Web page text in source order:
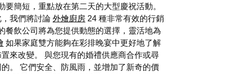
簡短，重點放在第二天的大型慶祝活動。
我們將討論 外燴廚房 24 種非常有效的行銷
餐飲公司將為您提供動態的選擇，靈活地為
如果家庭雙方能夠在彩排晚宴中更好地了解
來改變。 與您現有的婚禮供應商合作或尋
。 它們安全、防風雨，並增加了新奇的價